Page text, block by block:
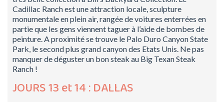
Cadillac Ranch est une attraction locale, sculpture
monumentale en plein air, rangée de voitures enterrées en
partie que les gens viennent taguer à l’aide de bombes de
peinture. A proximité se trouve le Palo Duro Canyon State
Park, le second plus grand canyon des Etats Unis. Ne pas
manquer de déguster un bon steak au Big Texan Steak
Ranch !
JOURS 13 et 14 : DALLAS